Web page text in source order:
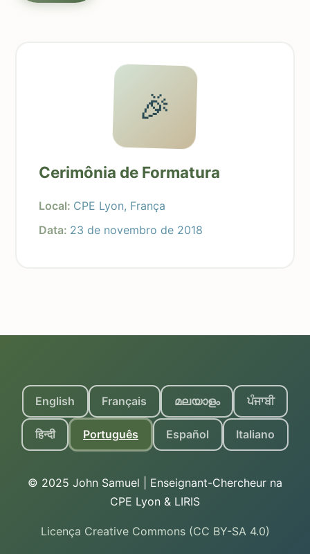
🎉
Cerimônia de Formatura
Local: CPE Lyon, França
Data: 23 de novembro de 2018
English Français മലയാളം ਪੰਜਾਬੀ
हिन्दी Português Español Italiano
© 2025 John Samuel | Enseignant-Chercheur na
CPE Lyon & LIRIS
Licença Creative Commons (CC BY-SA 4.0)